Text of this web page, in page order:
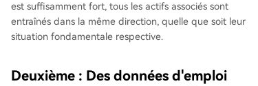
est suffisamment fort, tous les actifs associés sont
entraînés dans la même direction, quelle que soit leur
situation fondamentale respective.
Deuxième : Des données d'emploi